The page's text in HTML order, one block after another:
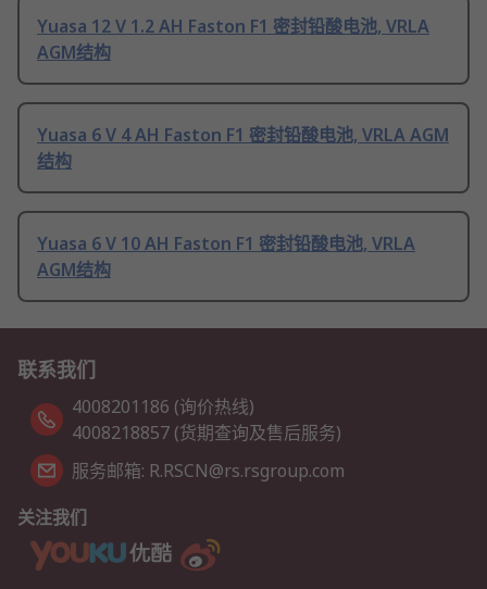
Yuasa 12 V 1.2 AH Faston F1 密封铅酸电池, VRLA
AGM结构
Yuasa 6 V 4 AH Faston F1 密封铅酸电池, VRLA AGM
结构
Yuasa 6 V 10 AH Faston F1 密封铅酸电池, VRLA
AGM结构
联系我们
4008201186 (询价热线)
4008218857 (货期查询及售后服务)
服务邮箱: R.RSCN@rs.rsgroup.com
关注我们